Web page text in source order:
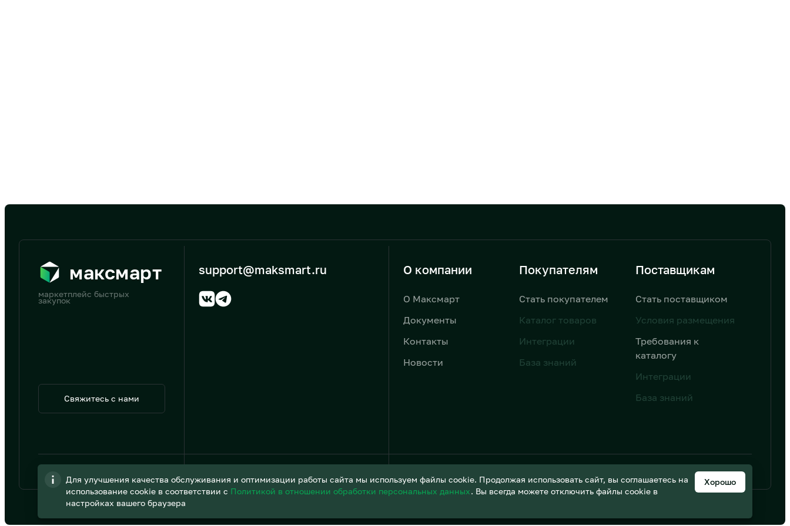
максмарт
маркетплейс быстрых
закупок
Свяжитесь с нами
support@maksmart.ru О компании
О Максмарт
Документы
Контакты
Новости
Покупателям
Стать покупателем
Каталог товаров
Интеграции
База знаний
Поставщикам
Стать поставщиком
Условия размещения
Требования к
каталогу
Интеграции
База знаний
Дизайн от AIC
Для улучшения качества обслуживания и оптимизации работы сайта мы используем файлы cookie. Продолжая использовать сайт, вы соглашаетесь на
использование cookie в соответствии с Политикой в отношении обработки персональных данных. Вы всегда можете отключить файлы cookie в
настройках вашего браузера
Хорошо